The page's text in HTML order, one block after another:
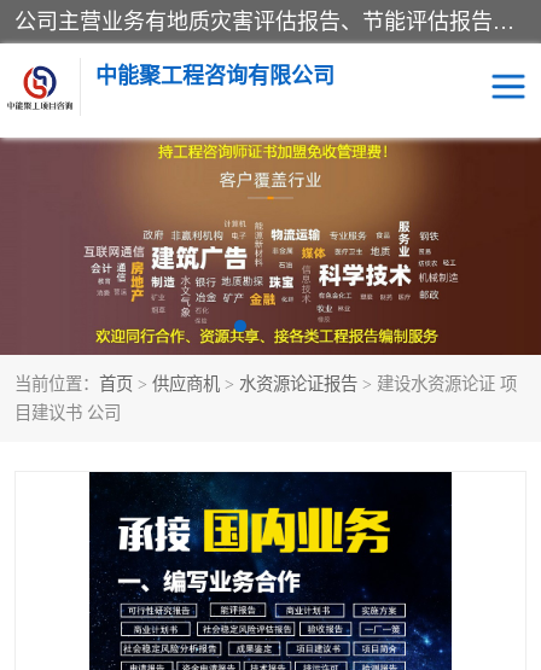
公司主营业务有地质灾害评估报告、节能评估报告、水土保持验收、水资源论证、土地复垦报告、项目可行性研究报告等。是经国家工商总局批准，在法律、法规、决定规定禁止的不得经营；法律、法规、决定规定应当许可（审批）的，经审批机关批准后凭许可（审批）文件经营;法律、法规，市场主体自主选择经营。
中能聚工程咨询有限公司
当前位置： 首页 > 供应商机 > 水资源论证报告 > 建设水资源论证 项
目建议书 公司
水资源论证报告 土地复垦报告
地质灾害评估报告 工程项目验收报告
节能评估报告